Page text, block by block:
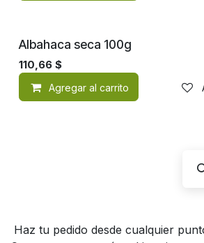
Albahaca seca 100g
110,66 $
Agregar al carrito
Haz tu pedido desde cualquier